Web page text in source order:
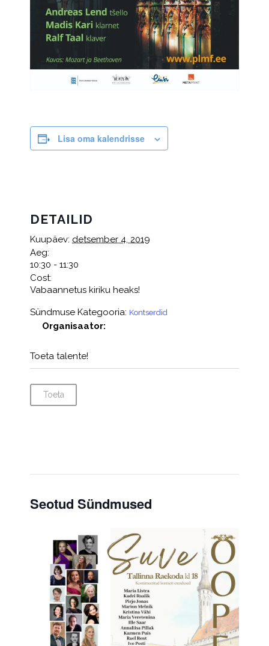
Lisa oma kalendrisse
DETAILID
Kuupäev: detsember 4, 2019
Aeg:
10:30 - 11:30
Cost:
Vabaannetus kiriku heaks!
Sündmuse Kategooria: Kontserdid
Organisaator:
Toeta talente!
Toeta
Seotud Sündmused